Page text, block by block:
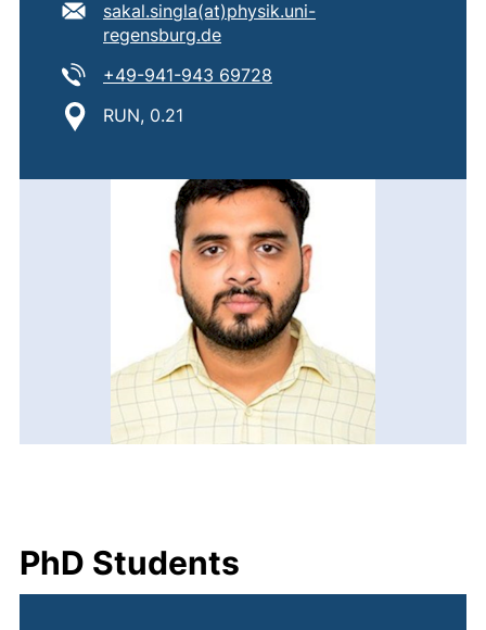
E-Mail Adresse:
sakal.singla​(at)​physik.uni-
regensburg.de(öffnet Ihr E-Mail-Programm)
Tel:
+49-941-943 69728
Standort:
RUN, 0.21
PhD Students